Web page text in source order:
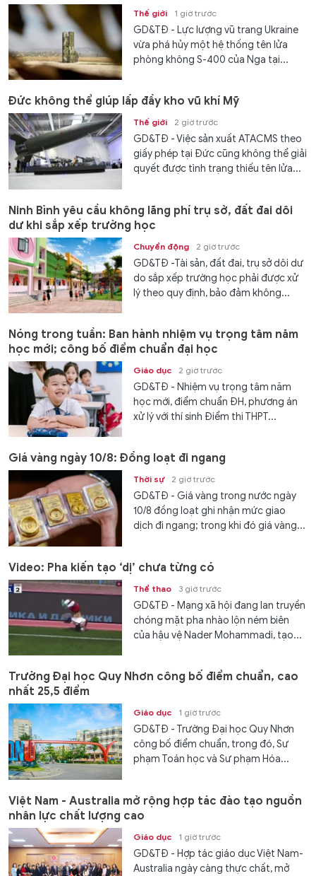
Thế giới 1 giờ trước
GD&TĐ - Lực lượng vũ trang Ukraine
vừa phá hủy một hệ thống tên lửa
phòng không S-400 của Nga tại...
Đức không thể giúp lấp đầy kho vũ khí Mỹ
Thế giới 2 giờ trước
GD&TĐ - Việc sản xuất ATACMS theo
giấy phép tại Đức cũng không thể giải
quyết được tình trạng thiếu tên lửa...
Ninh Bình yêu cầu không lãng phí trụ sở, đất đai dôi
dư khi sắp xếp trường học
Chuyển động 2 giờ trước
GD&TĐ -Tài sản, đất đai, trụ sở dôi dư
do sắp xếp trường học phải được xử
lý theo quy định, bảo đảm không...
Nóng trong tuần: Ban hành nhiệm vụ trọng tâm năm
học mới; công bố điểm chuẩn đại học
Giáo dục 2 giờ trước
GD&TĐ - Nhiệm vụ trọng tâm năm
học mới, điểm chuẩn ĐH, phương án
xử lý với thí sinh Điểm thi THPT...
Giá vàng ngày 10/8: Đồng loạt đi ngang
Thời sự 2 giờ trước
GD&TĐ - Giá vàng trong nước ngày
10/8 đồng loạt ghi nhận mức giao
dịch đi ngang; trong khi đó giá vàng...
Video: Pha kiến tạo ‘dị’ chưa từng có
Thể thao 3 giờ trước
GD&TĐ - Mạng xã hội đang lan truyền
chóng mặt pha nhào lộn ném biên
của hậu vệ Nader Mohammadi, tạo...
Trường Đại học Quy Nhơn công bố điểm chuẩn, cao
nhất 25,5 điểm
Giáo dục 1 giờ trước
GD&TĐ - Trường Đại học Quy Nhơn
công bố điểm chuẩn, trong đó, Sư
phạm Toán học và Sư phạm Hóa...
Việt Nam - Australia mở rộng hợp tác đào tạo nguồn
nhân lực chất lượng cao
Giáo dục 1 giờ trước
GD&TĐ - Hợp tác giáo dục Việt Nam-
Australia ngày càng thực chất, mở